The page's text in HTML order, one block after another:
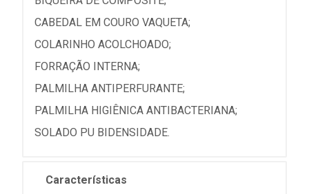
CABEDAL EM COURO VAQUETA;
COLARINHO ACOLCHOADO;
FORRAÇÃO INTERNA;
PALMILHA ANTIPERFURANTE;
PALMILHA HIGIÊNICA ANTIBACTERIANA;
SOLADO PU BIDENSIDADE.
Características